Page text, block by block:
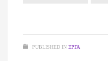
PUBLISHED IN ΈΡΓΑ